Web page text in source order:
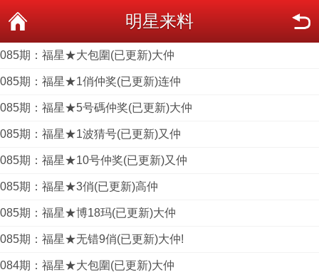
明星来料
085期：福星★大包圍(已更新)大仲
085期：福星★1俏仲奖(已更新)连仲
085期：福星★5号碼仲奖(已更新)大仲
085期：福星★1波猜号(已更新)又仲
085期：福星★10号仲奖(已更新)又仲
085期：福星★3俏(已更新)高仲
085期：福星★博18玛(已更新)大仲
085期：福星★无错9俏(已更新)大仲!
084期：福星★大包圍(已更新)大仲